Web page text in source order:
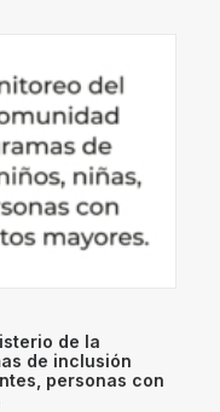
de la
de inclusión
personas con